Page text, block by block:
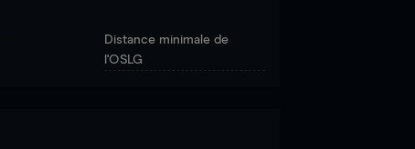
Distance minimale de
l'OSLG